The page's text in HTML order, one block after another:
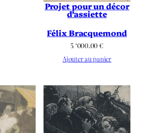
Projet pour un décor
d’assiette
Félix Bracquemond
5 ‘000.00€
Ajouter au panier